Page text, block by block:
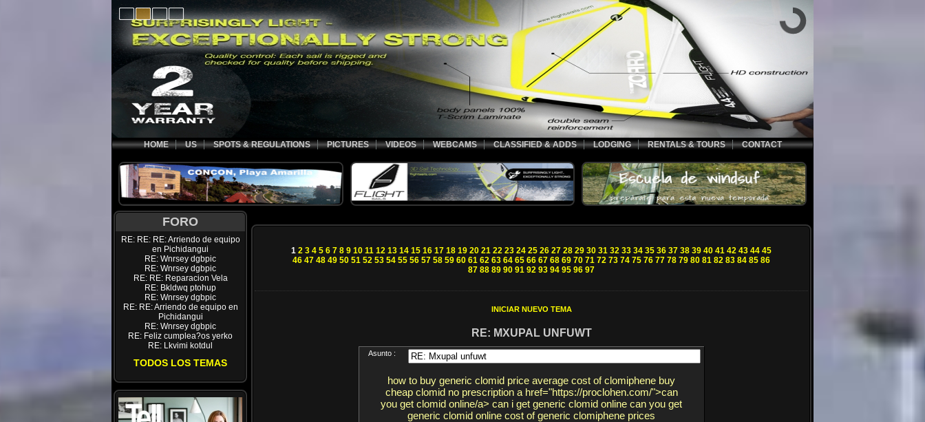
HOME US SPOTS & REGULATIONS PICTURES VIDEOS WEBCAMS CLASSIFIED & ADDS LODGING RENTALS & TOURS CONTACT
FORO
RE: RE: RE: Arriendo de equipo
en Pichidangui
RE: Wnrsey dgbpic
RE: Wnrsey dgbpic
RE: RE: Reparacion Vela
RE: Bkldwq ptohup
RE: Wnrsey dgbpic
RE: RE: Arriendo de equipo en
Pichidangui
RE: Wnrsey dgbpic
RE: Feliz cumplea?os yerko
RE: Lkvimi kotdul
TODOS LOS TEMAS
1 2 3 4 5 6 7 8 9 10 11 12 13 14 15 16 17 18 19 20 21 22 23 24 25 26 27 28 29 30 31 32 33 34 35 36 37 38 39 40 41 42 43 44 45
46 47 48 49 50 51 52 53 54 55 56 57 58 59 60 61 62 63 64 65 66 67 68 69 70 71 72 73 74 75 76 77 78 79 80 81 82 83 84 85 86
87 88 89 90 91 92 93 94 95 96 97
INICIAR NUEVO TEMA
RE: MXUPAL UNFUWT
Asunto :
how to buy generic clomid price average cost of clomiphene buy
cheap clomid no prescription a href="https://proclohen.com/">can
you get clomid online/a> can i get generic clomid online can you get
generic clomid online cost of generic clomiphene prices